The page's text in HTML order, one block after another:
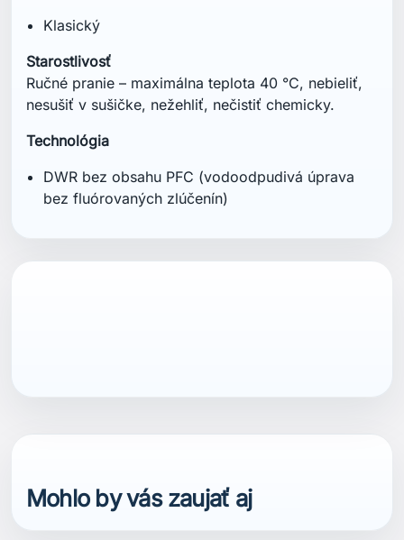
Klasický
Starostlivosť
Ručné pranie – maximálna teplota 40 °C, nebieliť,
nesušiť v sušičke, nežehliť, nečistiť chemicky.
Technológia
DWR bez obsahu PFC (vodoodpudivá úprava
bez fluórovaných zlúčenín)
Mohlo by vás zaujať aj